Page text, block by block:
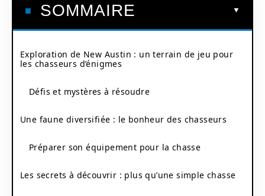
SOMMAIRE
Exploration de New Austin : un terrain de jeu pour
les chasseurs d’énigmes
Défis et mystères à résoudre
Une faune diversifiée : le bonheur des chasseurs
Préparer son équipement pour la chasse
Les secrets à découvrir : plus qu’une simple chasse